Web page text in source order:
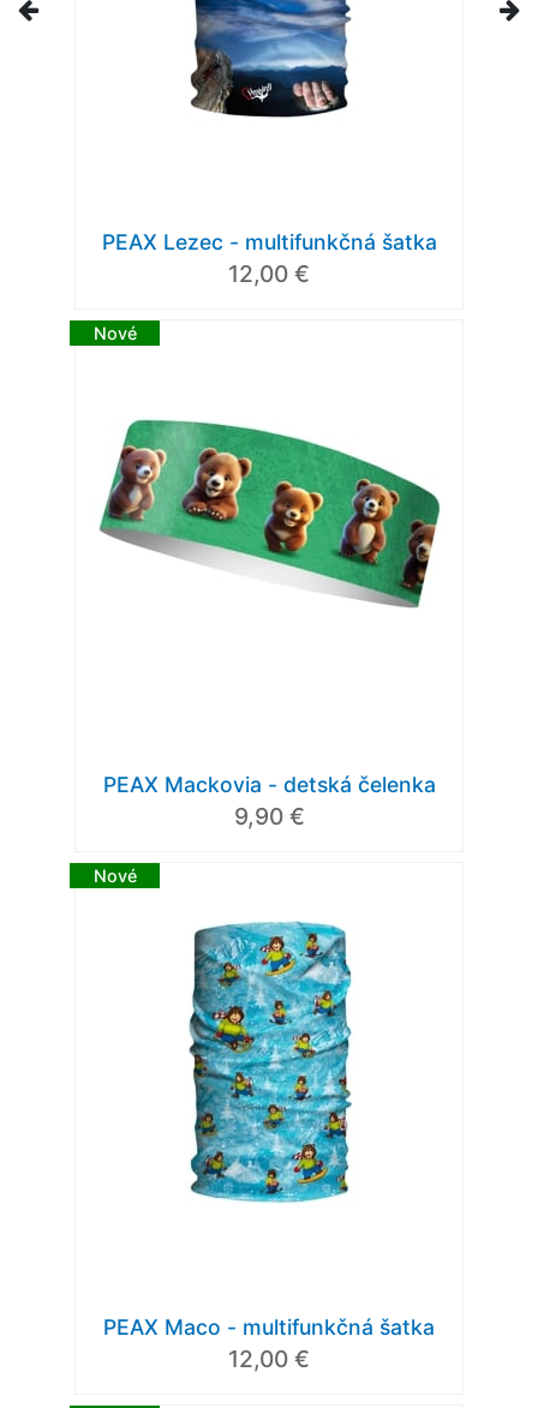
PEAX Lezec - multifunkčná šatka
12,00 €
Nové
PEAX Mackovia - detská čelenka
9,90 €
Nové
PEAX Maco - multifunkčná šatka
12,00 €